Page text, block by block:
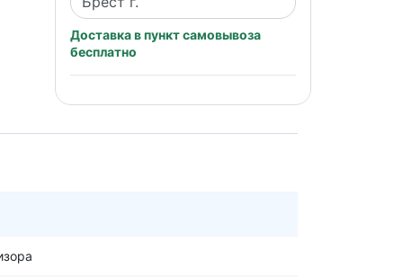
Доставка в пункт самовывоза
бесплатно